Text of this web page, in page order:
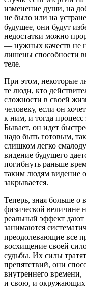
изменение души, на
не было или на
будущее, они будут
недостатки можно
— нужных качеств не
лишены способности
теле.
При этом, некоторые
те люди, кто
сложности в своей
человеку, если он
к ним, и тогда процесс
Бывает, он идет
надо быть готовым,
слишком легко
видение будущего
погибнуть раньше
таким людям видение
закрывается.
Теперь, зная больше
физической величине
реальный эффект
занимаются
преодолевающие все
восхищение своей
судьбы. Их силы
препятствий, они
внутреннего времени,
и свою, и